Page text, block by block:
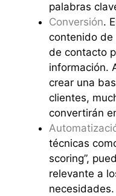
palabras
Conversión.
contenido de
de contacto
información.
crear una
clientes,
convertirán
técnicas
scoring”,
relevante a